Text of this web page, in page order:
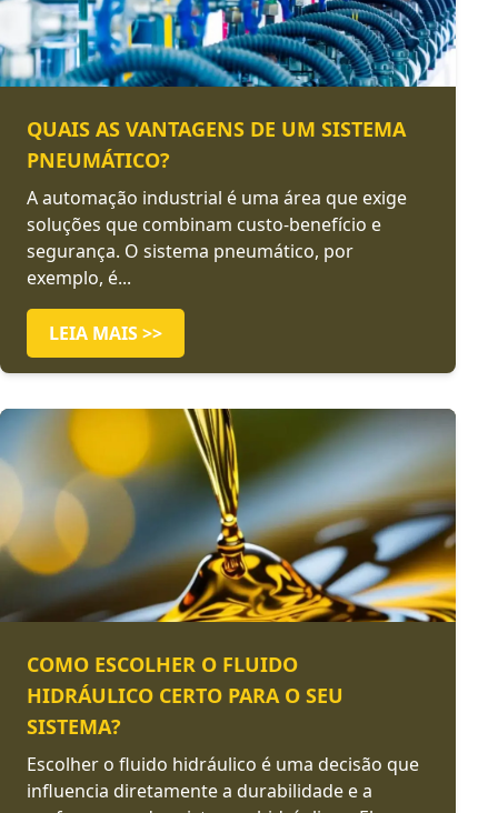
QUAIS AS VANTAGENS DE UM SISTEMA
PNEUMÁTICO?
A automação industrial é uma área que exige
soluções que combinam custo-benefício e
segurança. O sistema pneumático, por
exemplo, é...
LEIA MAIS >>
COMO ESCOLHER O FLUIDO
HIDRÁULICO CERTO PARA O SEU
SISTEMA?
Escolher o fluido hidráulico é uma decisão que
influencia diretamente a durabilidade e a